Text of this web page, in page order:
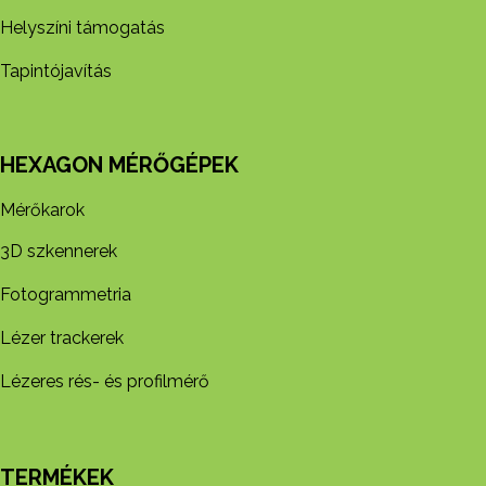
Helyszíni támogatás
Tapintójavítás
HEXAGON MÉRŐGÉPEK
Mérőkarok
3D szkennerek
Fotogrammetria
Lézer trackerek
Lézeres rés- és profilmérő
TERMÉKEK